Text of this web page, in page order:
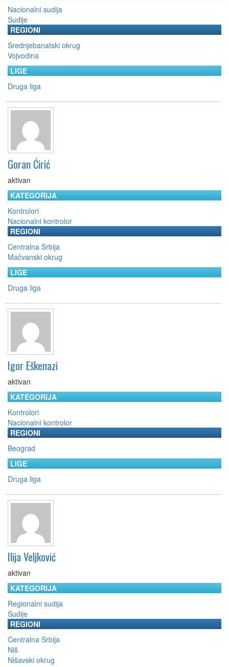
Nacionalni sudija
Sudije
REGIONI
Srednjebanatski okrug
Vojvodina
LIGE
Druga liga
Goran Ćirić
aktivan
KATEGORIJA
Kontrolori
Nacionalni kontrolor
REGIONI
Centralna Srbija
Mačvanski okrug
LIGE
Druga liga
Igor Eškenazi
aktivan
KATEGORIJA
Kontrolori
Nacionalni kontrolor
REGIONI
Beograd
LIGE
Druga liga
Ilija Veljković
aktivan
KATEGORIJA
Regionalni sudija
Sudije
REGIONI
Centralna Srbija
Niš
Nišavski okrug